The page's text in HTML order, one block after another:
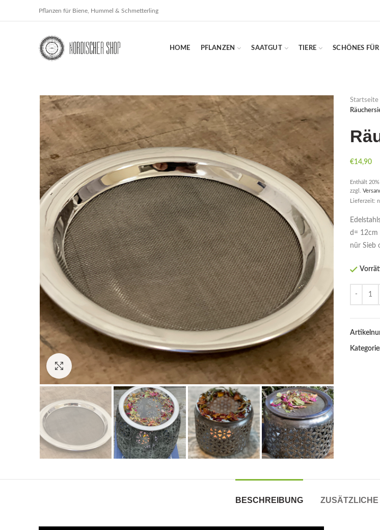
Pflanzen für Biene, Hummel & Schmetterling
HOME PFLANZEN SAATGUT TIERE SCHÖNES
Click to enlarge
Startseite
€14,90
Enthält
zzgl.
Lieferzeit:
d= 12cm
nür Sieb
BESCHREIBUNG ZUSÄTZLICHE